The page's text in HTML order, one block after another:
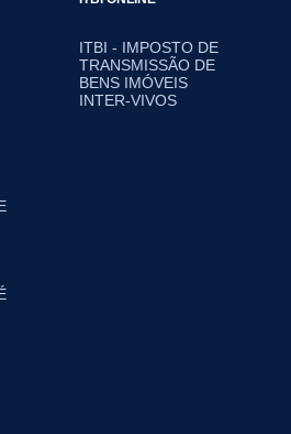
ITBI - IMPOSTO DE
TRANSMISSÃO DE
BENS IMÓVEIS
INTER-VIVOS